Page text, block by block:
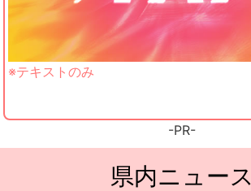
※テキストのみ
-PR-
県内ニュース